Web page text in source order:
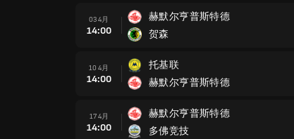
03 4月
14:00
赫默尔亨普斯特德
贺森
10 4月
14:00
托基联
赫默尔亨普斯特德
17 4月
14:00
赫默尔亨普斯特德
多佛竞技